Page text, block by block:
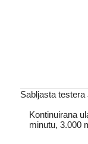
Sabljasta testera
Kontinuirana
minutu, 3.000